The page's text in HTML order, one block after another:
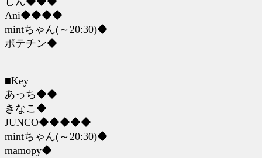
Ani◆◆◆◆
mintちゃん(～20:30)◆
ポテチン◆
■Key
あっち◆◆
きなこ◆
JUNCO◆◆◆◆◆
mintちゃん(～20:30)◆
mamopy◆